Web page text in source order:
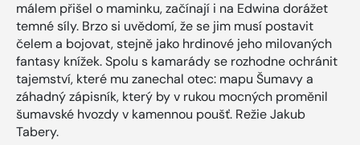
málem přišel o maminku, začínají i na Edwina dorážet
temné síly. Brzo si uvědomí, že se jim musí postavit
čelem a bojovat, stejně jako hrdinové jeho milovaných
fantasy knížek. Spolu s kamarády se rozhodne ochránit
tajemství, které mu zanechal otec: mapu Šumavy a
záhadný zápisník, který by v rukou mocných proměnil
šumavské hvozdy v kamennou poušť. Režie Jakub
Tabery.